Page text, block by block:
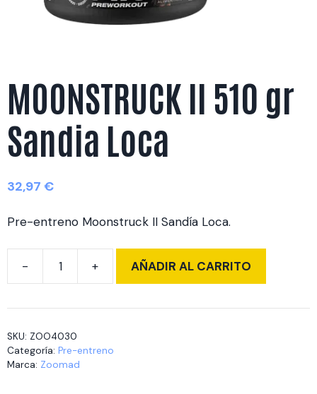
MOONSTRUCK II 510 gr
Sandia Loca
32,97 €
Pre-entreno Moonstruck II Sandía Loca.
MOONSTRUCK
510
AÑADIR AL CARRITO
SKU: ZOO4030
Categoría: Pre-entreno
Marca: Zoomad